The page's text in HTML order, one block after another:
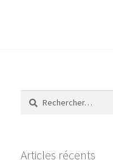
Rechercher :
Articles récents